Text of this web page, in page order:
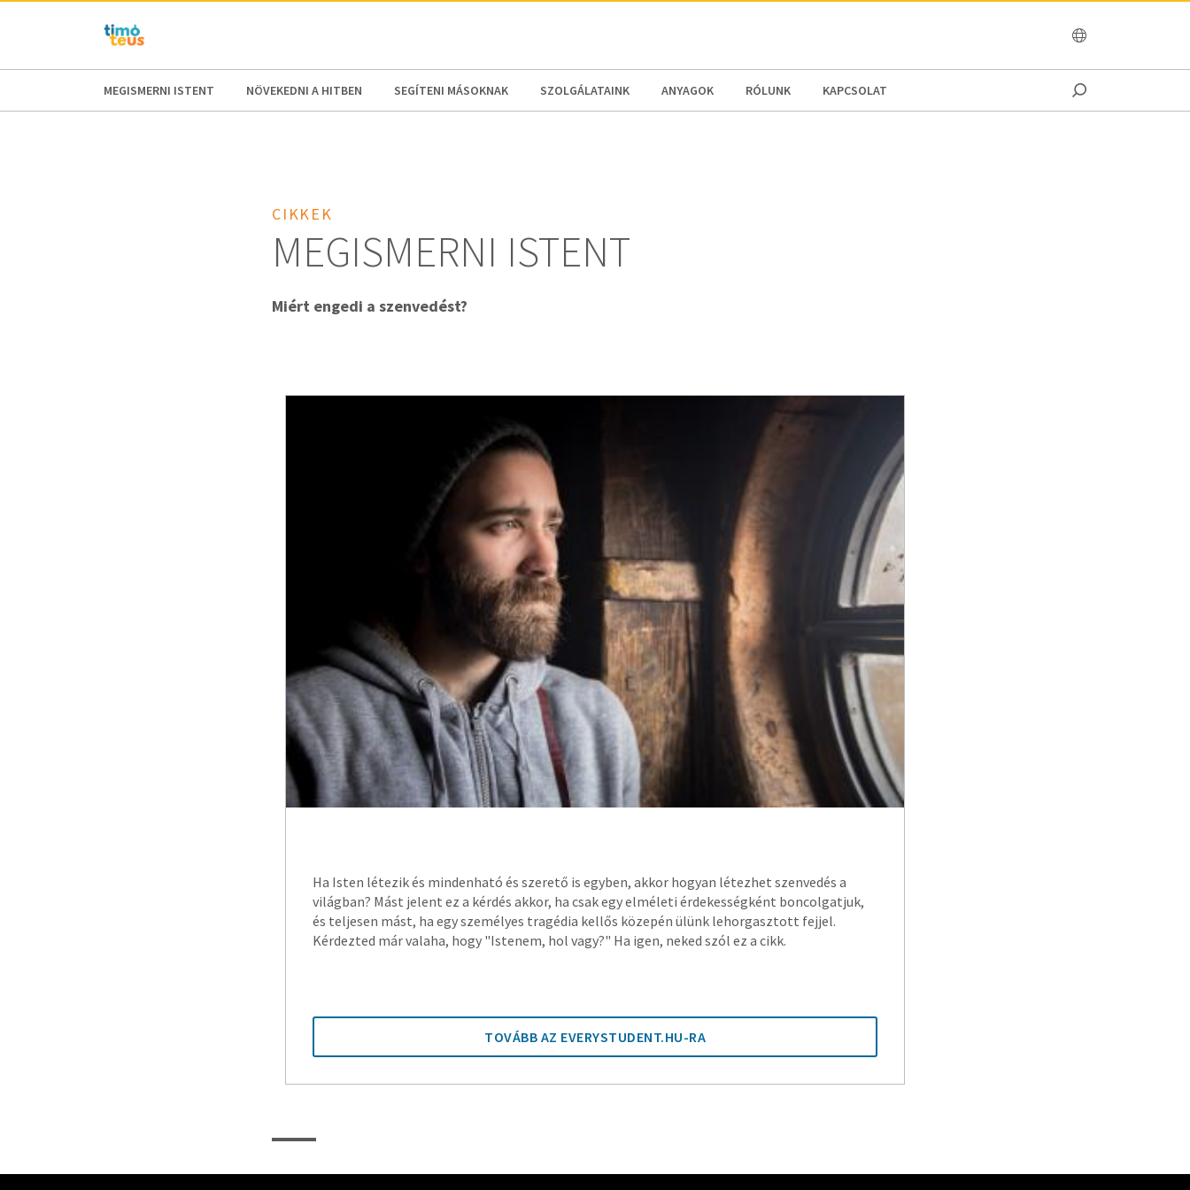
AFRICA
MEGISMERNI ISTENT NÖVEKEDNI A HITBEN SEGÍTENI MÁSOKNAK SZOLGÁLATAINK ANYAGOK RÓLUNK KAPCSOLAT
CIKKEK
MEGISMERNI ISTENT
Miért engedi a szenvedést?
Ha Isten létezik és mindenható és szerető is egyben, akkor hogyan létezhet szenvedés a
világban? Mást jelent ez a kérdés akkor, ha csak egy elméleti érdekességként boncolgatjuk,
és teljesen mást, ha egy személyes tragédia kellős közepén ülünk lehorgasztott fejjel.
Kérdezted már valaha, hogy "Istenem, hol vagy?" Ha igen, neked szól ez a cikk.
TOVÁBB AZ EVERYSTUDENT.HU-RA